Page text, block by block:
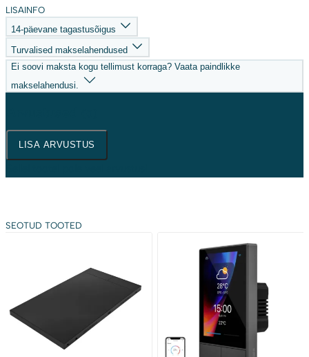
LISAINFO
14-päevane tagastusõigus
Turvalised makselahendused
Ei soovi maksta kogu tellimust korraga? Vaata paindlikke
makselahendusi.
LISA ARVUSTUS
SEOTUD TOOTED